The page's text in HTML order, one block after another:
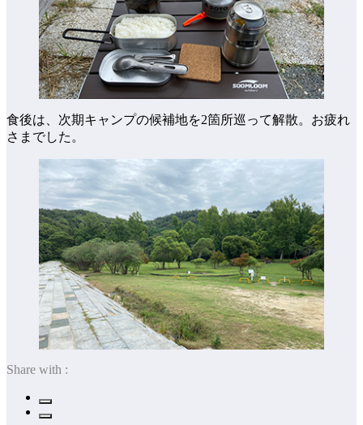
食後は、次期キャンプの候補地を2箇所巡って解散。お疲れ
さまでした。
Share with :